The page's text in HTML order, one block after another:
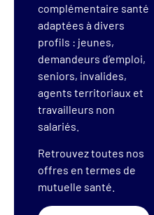
complémentaire santé
adaptées à divers
profils : jeunes,
demandeurs d’emploi,
seniors, invalides,
agents territoriaux et
travailleurs non
salariés.
Retrouvez toutes nos
offres en termes de
mutuelle santé.